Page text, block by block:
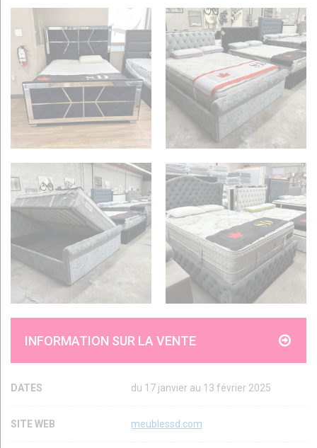
INFORMATION SUR LA VENTE
DATES du 17 janvier au 13 février 2025
SITE WEB meublessd.com